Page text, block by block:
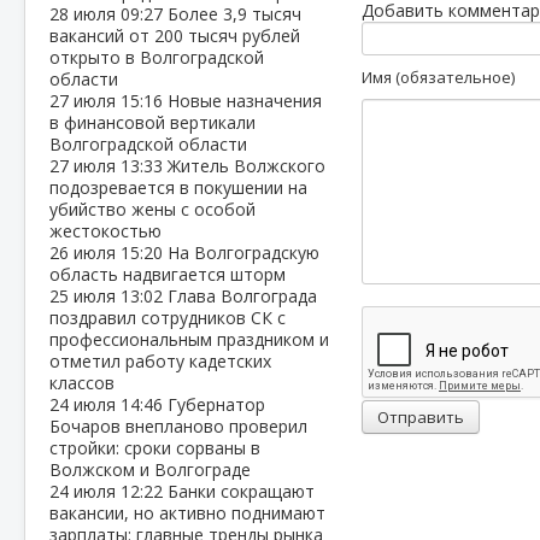
28 июля 09:27 Более 3,9 тысяч
вакансий от 200 тысяч рублей
открыто в Волгоградской
области
27 июля 15:16 Новые назначения
в финансовой вертикали
Волгоградской области
27 июля 13:33Житель Волжского
подозревается в покушении на
убийство жены с особой
жестокостью
26 июля 15:20 На Волгоградскую
область надвигается шторм
25 июля 13:02 Глава Волгограда
поздравил сотрудников СК с
профессиональным праздником и
отметил работу кадетских
классов
24 июля 14:46 Губернатор
Бочаров внепланово проверил
стройки: сроки сорваны в
Волжском и Волгограде
24 июля 12:22 Банки сокращают
вакансии, но активно поднимают
зарплаты: главные тренды рынка
Добавить
Имя (обязательное)
Отправить